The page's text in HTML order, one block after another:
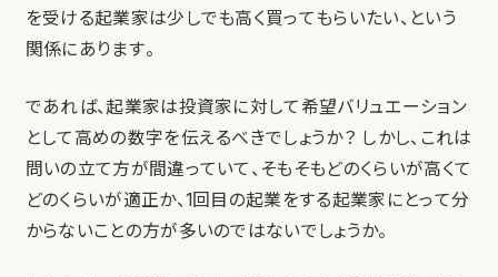
を受ける起業家は少しでも高く買ってもらいたい、という
関係にあります。
であれば、起業家は投資家に対して希望バリュエーション
として高めの数字を伝えるべきでしょうか？ しかし、これは
問いの立て方が間違っていて、そもそもどのくらいが高くて
どのくらいが適正か、1回目の起業をする起業家にとって分
からないことの方が多いのではないでしょうか。